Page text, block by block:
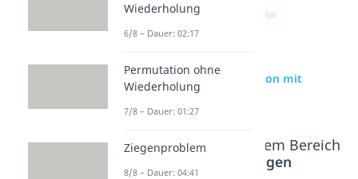
zur Videoseite: Permutation mit
Wiederholung
Beliebte Inhalte aus dem Bereich
Mathe Grundlagen
Wiederholung
6/8 – Dauer: 02:17
Permutation ohne
Wiederholung
7/8 – Dauer: 01:27
Ziegenproblem
8/8 – Dauer: 04:41